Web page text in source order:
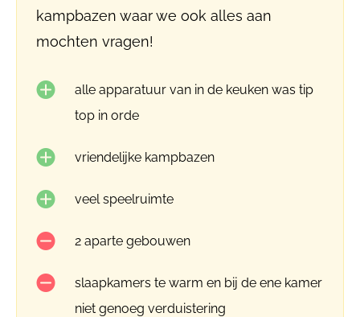
kampbazen waar we ook alles aan
mochten vragen!
alle apparatuur van in de keuken was tip
top in orde
vriendelijke kampbazen
veel speelruimte
2 aparte gebouwen
slaapkamers te warm en bij de ene kamer
niet genoeg verduistering